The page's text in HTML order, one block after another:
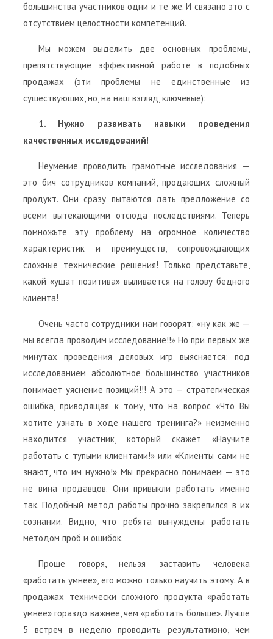
большинства участников одни и те же. И связано это с
отсутствием целостности компетенций.
Мы можем выделить две основных проблемы,
препятствующие эффективной работе в подобных
продажах (эти проблемы не единственные из
существующих, но, на наш взгляд, ключевые):
1. Нужно развивать навыки проведения
качественных исследований!
Неумение проводить грамотные исследования —
это бич сотрудников компаний, продающих сложный
продукт. Они сразу пытаются дать предложение со
всеми вытекающими отсюда последствиями. Теперь
помножьте эту проблему на огромное количество
характеристик и преимуществ, сопровождающих
сложные технические решения! Только представьте,
какой «ушат позитива» выливается на голову бедного
клиента!
Очень часто сотрудники нам говорят: «ну как же —
мы всегда проводим исследование!!» Но при первых же
минутах проведения деловых игр выясняется: под
исследованием абсолютное большинство участников
понимает уяснение позиций!!! А это — стратегическая
ошибка, приводящая к тому, что на вопрос «Что Вы
хотите узнать в ходе нашего тренинга?» неизменно
находится участник, который скажет «Научите
работать с тупыми клиентами!» или «Клиенты сами не
знают, что им нужно!» Мы прекрасно понимаем — это
не вина продавцов. Они привыкли работать именно
так. Подобный метод работы прочно закрепился в их
сознании. Видно, что ребята вынуждены работать
методом проб и ошибок.
Проще говоря, нельзя заставить человека
«работать умнее», его можно только научить этому. А в
продажах технически сложного продукта «работать
умнее» гораздо важнее, чем «работать больше». Лучше
5 встреч в неделю проводить результативно, чем